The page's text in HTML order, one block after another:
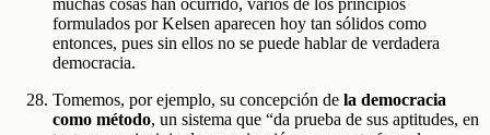
muchas cosas han ocurrido, varios de los principios
formulados por Kelsen aparecen hoy tan sólidos como
entonces, pues sin ellos no se puede hablar de verdadera
democracia.
Tomemos, por ejemplo, su concepción de la democracia
como método, un sistema que “da prueba de sus aptitudes, en